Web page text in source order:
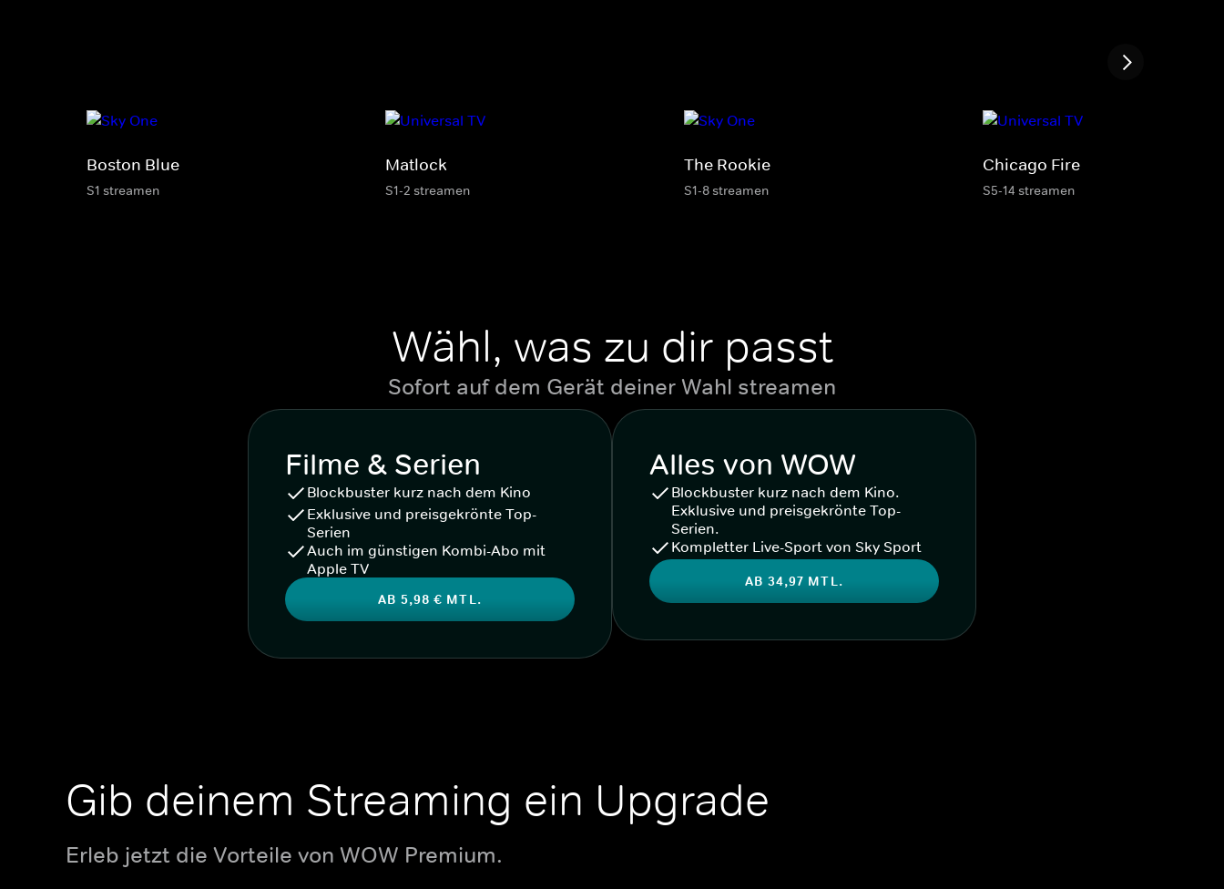
Boston Blue
S1 streamen
Matlock
S1-2 streamen
The Rookie
S1-8 streamen
Chicago Fire
S5-14 streamen
Wähl, was zu dir passt
Sofort auf dem Gerät deiner Wahl streamen
Filme & Serien
Blockbuster kurz nach dem Kino
Exklusive und preisgekrönte Top-
Serien
Auch im günstigen Kombi-Abo mit
Apple TV
AB 5,98 € MTL.
Alles von WOW
Blockbuster kurz nach dem Kino.
Exklusive und preisgekrönte Top-
Serien.
Kompletter Live-Sport von Sky Sport
AB 34,97 MTL.
Gib deinem Streaming ein Upgrade
Erleb jetzt die Vorteile von WOW Premium.